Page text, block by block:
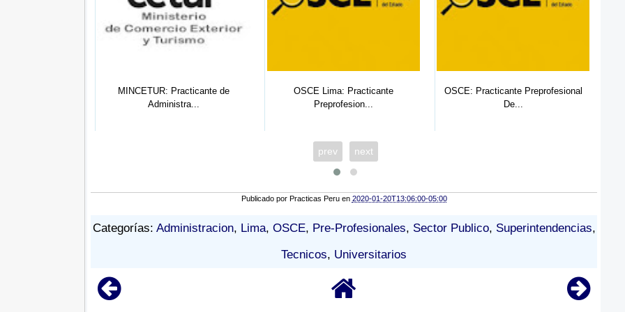
MINCETUR: Practicante de
Administra...
OSCE Lima: Practicante
Preprofesion...
OSCE: Practicante Preprofesional
De...
prev next
Publicado por Practicas Peru en 2020-01-20T13:06:00-05:00
Categorías: Administracion, Lima, OSCE, Pre-Profesionales, Sector Publico, Superintendencias,
Tecnicos, Universitarios